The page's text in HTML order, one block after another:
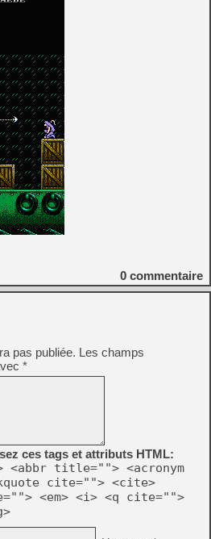
0 commentaire
pas publiée. Les champs
*
ces tags et attributs HTML:
title=""> <acronym
cite=""> <cite>
<em> <i> <q cite="">